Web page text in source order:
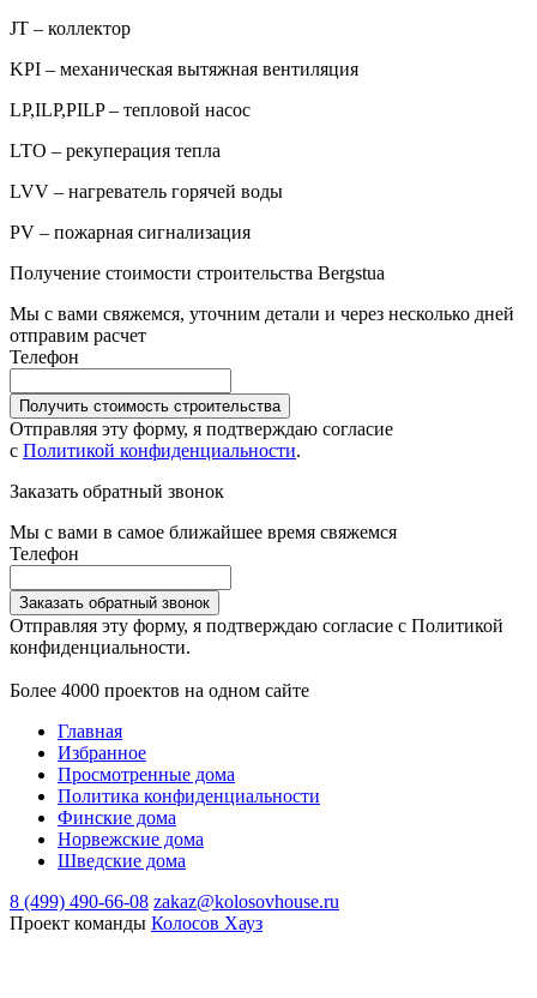
JT – коллектор
KPI – механическая вытяжная вентиляция
LP,ILP,PILP – тепловой насос
LTO – рекуперация тепла
LVV – нагреватель горячей воды
PV – пожарная сигнализация
Получение стоимости строительства Bergstua
Мы с вами свяжемся, уточним детали и через несколько дней
отправим расчет
Телефон
Получить стоимость строительства
Отправляя эту форму, я подтверждаю согласие
с Политикой конфиденциальности.
Заказать обратный звонок
Мы с вами в самое ближайшее время свяжемся
Телефон
Заказать обратный звонок
Отправляя эту форму, я подтверждаю согласие с Политикой
конфиденциальности.
Более 4000 проектов на одном сайте
Главная
Избранное
Просмотренные дома
Политика конфиденциальности
Финские дома
Норвежские дома
Шведские дома
8 (499) 490-66-08 zakaz@kolosovhouse.ru
Проект команды Колосов Хауз